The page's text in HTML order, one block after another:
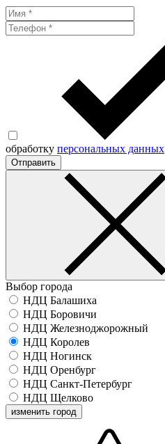
обработку персональных данных
Отправить
Выбор города
НДЦ Балашиха
НДЦ Боровичи
НДЦ Железноджорожный
НДЦ Королев
НДЦ Ногинск
НДЦ Оренбург
НДЦ Санкт-Петербург
НДЦ Щелково
изменить город